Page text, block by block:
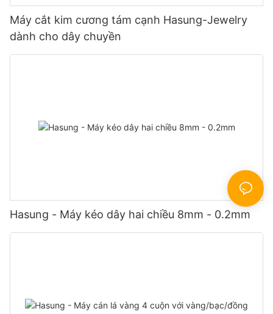
Máy cắt kim cương tám cạnh Hasung-Jewelry
dành cho dây chuyền
Hasung - Máy kéo dây hai chiều 8mm - 0.2mm